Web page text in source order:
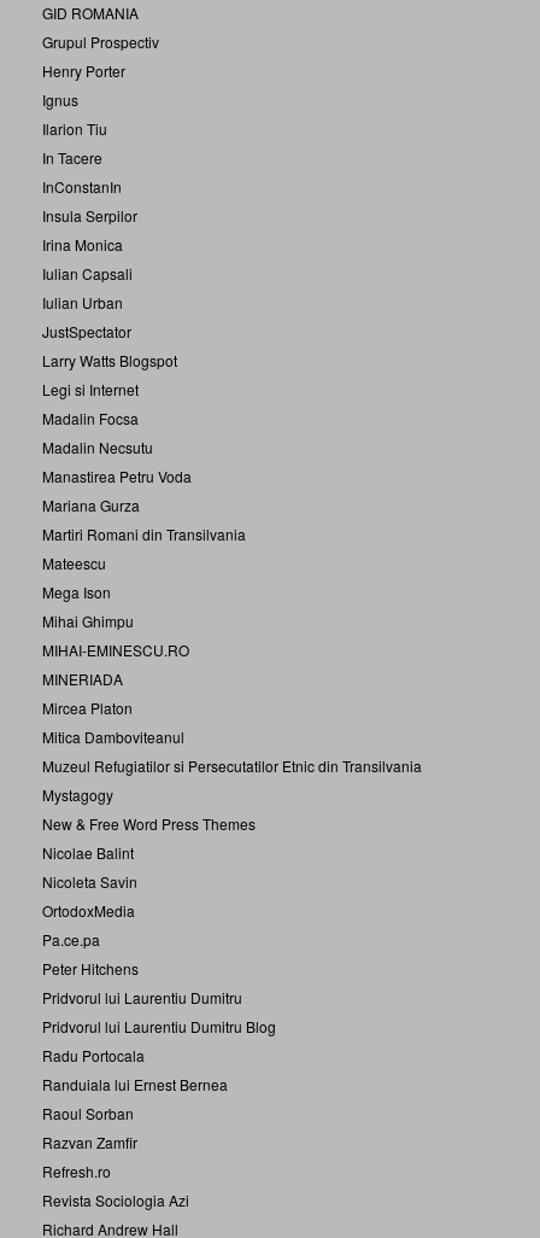
GID ROMANIA
Grupul Prospectiv
Henry Porter
Ignus
Ilarion Tiu
In Tacere
InConstanIn
Insula Serpilor
Irina Monica
Iulian Capsali
Iulian Urban
JustSpectator
Larry Watts Blogspot
Legi si Internet
Madalin Focsa
Madalin Necsutu
Manastirea Petru Voda
Mariana Gurza
Martiri Romani din Transilvania
Mateescu
Mega Ison
Mihai Ghimpu
MIHAI-EMINESCU.RO
MINERIADA
Mircea Platon
Mitica Damboviteanul
Muzeul Refugiatilor si Persecutatilor Etnic din Transilvania
Mystagogy
New & Free Word Press Themes
Nicolae Balint
Nicoleta Savin
OrtodoxMedia
Pa.ce.pa
Peter Hitchens
Pridvorul lui Laurentiu Dumitru
Pridvorul lui Laurentiu Dumitru Blog
Radu Portocala
Randuiala lui Ernest Bernea
Raoul Sorban
Razvan Zamfir
Refresh.ro
Revista Sociologia Azi
Richard Andrew Hall